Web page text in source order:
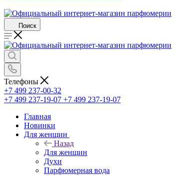
Поиск
Телефоны
+7 499 237-00-32
+7 499 237-19-07 +7 499 237-19-07
Главная
Новинки
Для женщин
Назад
Для женщин
Духи
Парфюмерная вода